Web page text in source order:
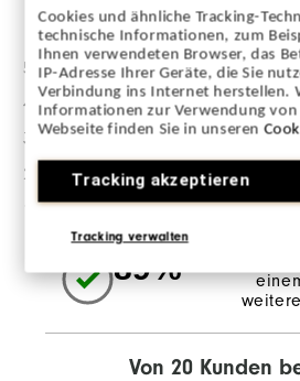
Cookies und ähnliche Tracking-
technische Informationen, zum
Ihnen verwendeten Browser, das
IP-Adresse Ihrer Geräte, die Sie
Verbindung ins Internet herstellen.
Informationen zur Verwendung von
Webseite finden Sie in unseren
Tracking akzeptieren
Tracking verwalten
5 Sterne
4 Sterne
3 Sterne
2 Sterne
1 Stern
89%
Von 20 Kunden